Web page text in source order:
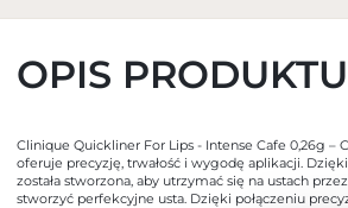
OPIS PRODUKTU
Clinique Quickliner For Lips - Intense Cafe 0,26g
oferuje precyzję, trwałość i wygodę aplikacji.
została stworzona, aby utrzymać się na ustach
stworzyć perfekcyjne usta. Dzięki połączeniu